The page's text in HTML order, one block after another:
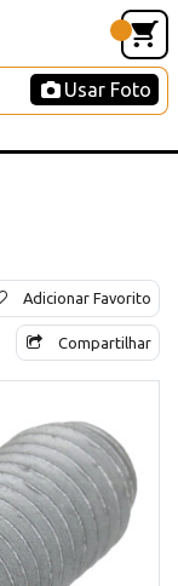
Usar Foto
Adicionar Favorito
Compartilhar